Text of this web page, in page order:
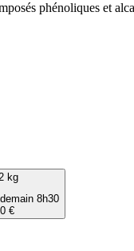
phénoliques et
kg
8h30
€